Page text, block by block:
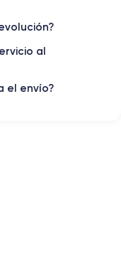
al
el envío?